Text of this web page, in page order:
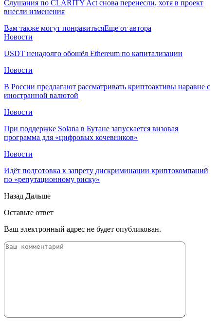
Слушания по CLARITY Act снова перенесли, хотя в проект
внесли изменения
Вам также могут понравитьсяЕще от автора
Новости
USDT ненадолго обошёл Ethereum по капитализации
Новости
В России предлагают рассматривать криптоактивы наравне с
иностранной валютой
Новости
При поддержке Solana в Бутане запускается визовая
программа для «цифровых кочевников»
Новости
Идёт подготовка к запрету дискриминации криптокомпаний
по «репутационному риску»
Назад Дальше
Оставьте ответ
Ваш электронный адрес не будет опубликован.